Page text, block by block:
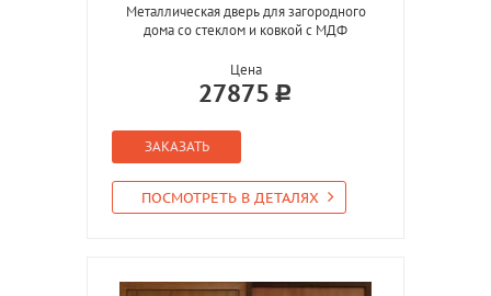
Металлическая дверь для загородного
дома со стеклом и ковкой с МДФ
Цена
27875
ЗАКАЗАТЬ
ПОСМОТРЕТЬ В ДЕТАЛЯХ